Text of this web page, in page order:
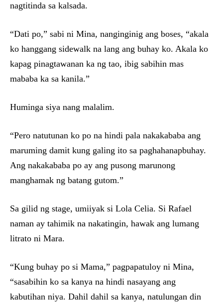
nagtitinda sa kalsada.
“Dati po,” sabi ni Mina, nanginginig ang boses, “akala
ko hanggang sidewalk na lang ang buhay ko. Akala ko
kapag pinagtawanan ka ng tao, ibig sabihin mas
mababa ka sa kanila.”
Huminga siya nang malalim.
“Pero natutunan ko po na hindi pala nakakababa ang
maruming damit kung galing ito sa paghahanapbuhay.
Ang nakakababa po ay ang pusong marunong
manghamak ng batang gutom.”
Sa gilid ng stage, umiiyak si Lola Celia. Si Rafael
naman ay tahimik na nakatingin, hawak ang lumang
litrato ni Mara.
“Kung buhay po si Mama,” pagpapatuloy ni Mina,
“sasabihin ko sa kanya na hindi nasayang ang
kabutihan niya. Dahil dahil sa kanya, natulungan din